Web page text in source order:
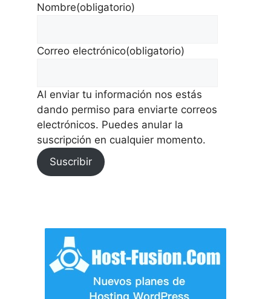
Nombre(obligatorio)
Correo electrónico(obligatorio)
Al enviar tu información nos estás
dando permiso para enviarte correos
electrónicos. Puedes anular la
suscripción en cualquier momento.
Suscribir